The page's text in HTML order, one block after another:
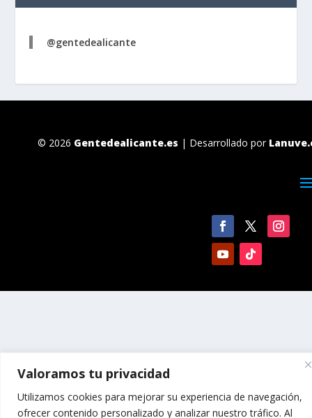
Valoramos tu privacidad
Utilizamos cookies para mejorar su experiencia de navegación,
ofrecer contenido personalizado y analizar nuestro tráfico. Al
@gentedealicante
© 2026 Gentedealicante.es | Desarrollado por